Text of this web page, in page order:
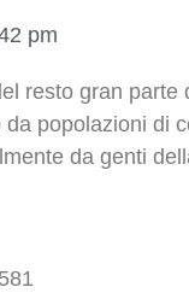
pm
resto gran parte
popolazioni di
da genti